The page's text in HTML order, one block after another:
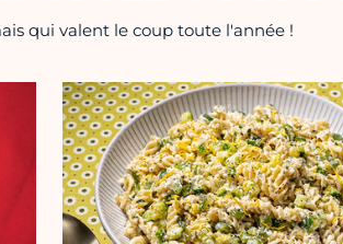
qui valent le coup toute l'année !